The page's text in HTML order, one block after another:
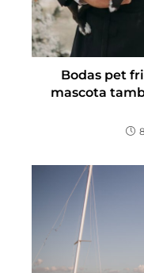
Bodas pet
mascota